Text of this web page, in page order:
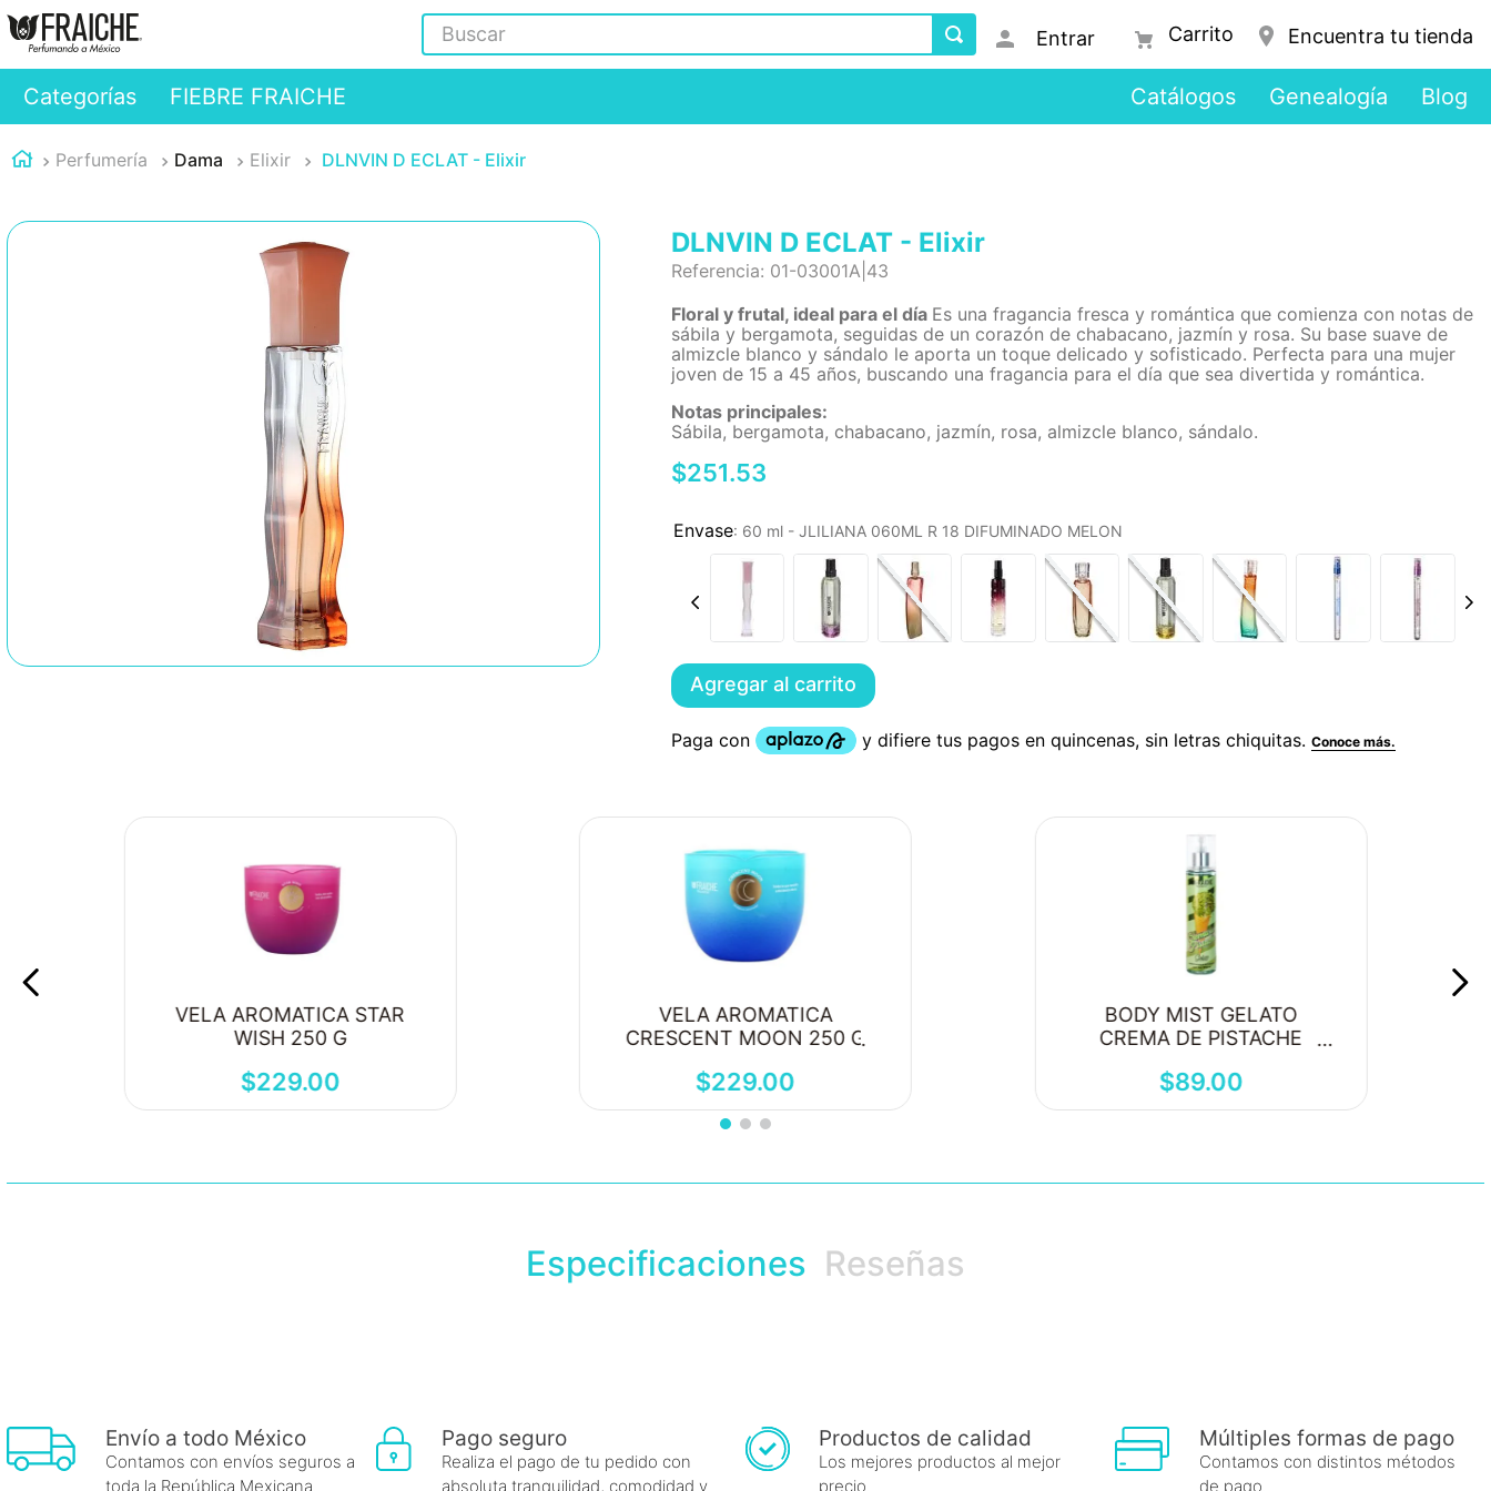
Buscar
Entrar Encuentra tu tienda
Categorías FIEBRE FRAICHE Catálogos Genealogía Blog
Perfumería Dama Elixir DLNVIN D ECLAT - Elixir
DLNVIN D ECLAT - Elixir
Referencia: 01-03001A|43
Floral y frutal, ideal para el día Es una fragancia fresca y romántica que comienza con notas de
sábila y bergamota, seguidas de un corazón de chabacano, jazmín y rosa. Su base suave de
almizcle blanco y sándalo le aporta un toque delicado y sofisticado. Perfecta para una mujer
joven de 15 a 45 años, buscando una fragancia para el día que sea divertida y romántica.
Notas principales:
Sábila, bergamota, chabacano, jazmín, rosa, almizcle blanco, sándalo.
$251.53
: 60 ml - JLILIANA 060ML R 18 DIFUMINADO MELON
Agregar al carrito
VELA AROMATICA STAR
WISH 250 G
$229.00
VELA AROMATICA
CRESCENT MOON 250 G
$229.00
BODY MIST GELATO
CREMA DE PISTACHE
$89.00
Especificaciones Reseñas
Envío a todo México
Contamos con envíos seguros a
toda la República Mexicana.
Pago seguro
Realiza el pago de tu pedido con
absoluta tranquilidad, comodidad y
Productos de calidad
Los mejores productos al mejor
precio.
Múltiples formas de pago
Contamos con distintos métodos
de pago.